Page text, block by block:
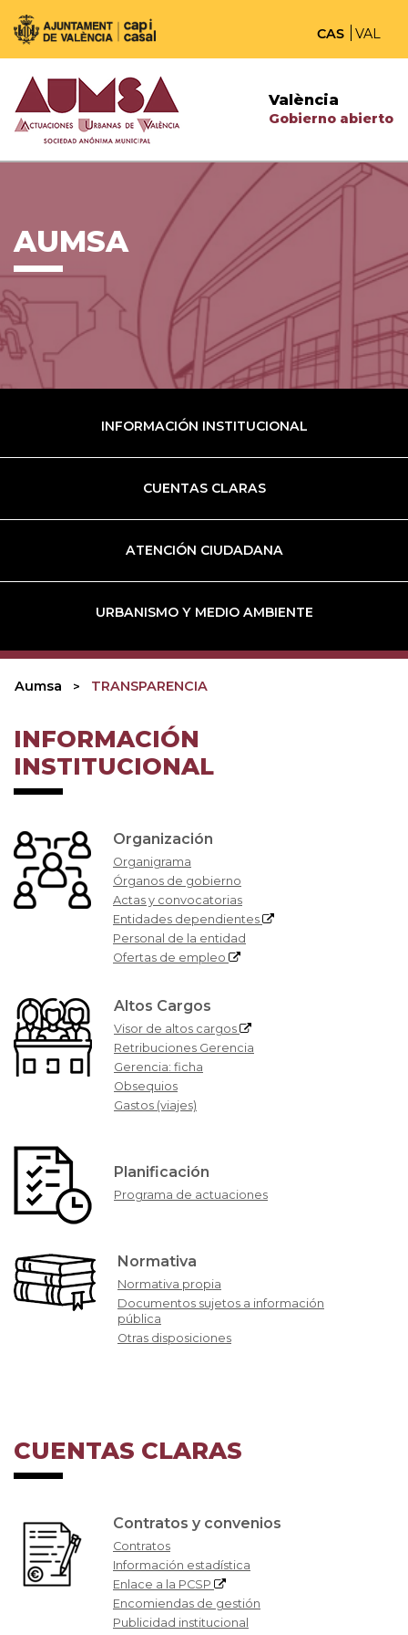
CAS VAL
València
Gobierno abierto
AUMSA
INFORMACIÓN INSTITUCIONAL
CUENTAS CLARAS
ATENCIÓN CIUDADANA
URBANISMO Y MEDIO AMBIENTE
Aumsa TRANSPARENCIA
INFORMACIÓN
INSTITUCIONAL
Organización
Organigrama
Órganos de gobierno
Actas y convocatorias
Entidades dependientes
Personal de la entidad
Ofertas de empleo
Altos Cargos
Visor de altos cargos
Retribuciones Gerencia
Gerencia: ficha
Obsequios
Gastos (viajes)
Planificación
Programa de actuaciones
Normativa
Normativa propia
Documentos sujetos a información
pública
Otras disposiciones
CUENTAS CLARAS
Contratos y convenios
Contratos
Información estadística
Enlace a la PCSP
Encomiendas de gestión
Publicidad institucional